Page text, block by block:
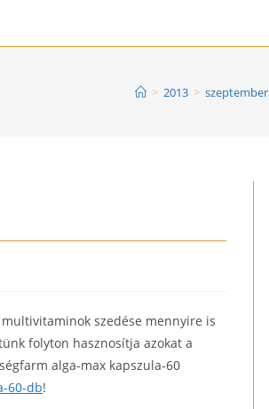
> 2013 > szeptember
szedése mennyire is
folyton hasznosítja azokat a
alga-max kapszula-60
60-db!